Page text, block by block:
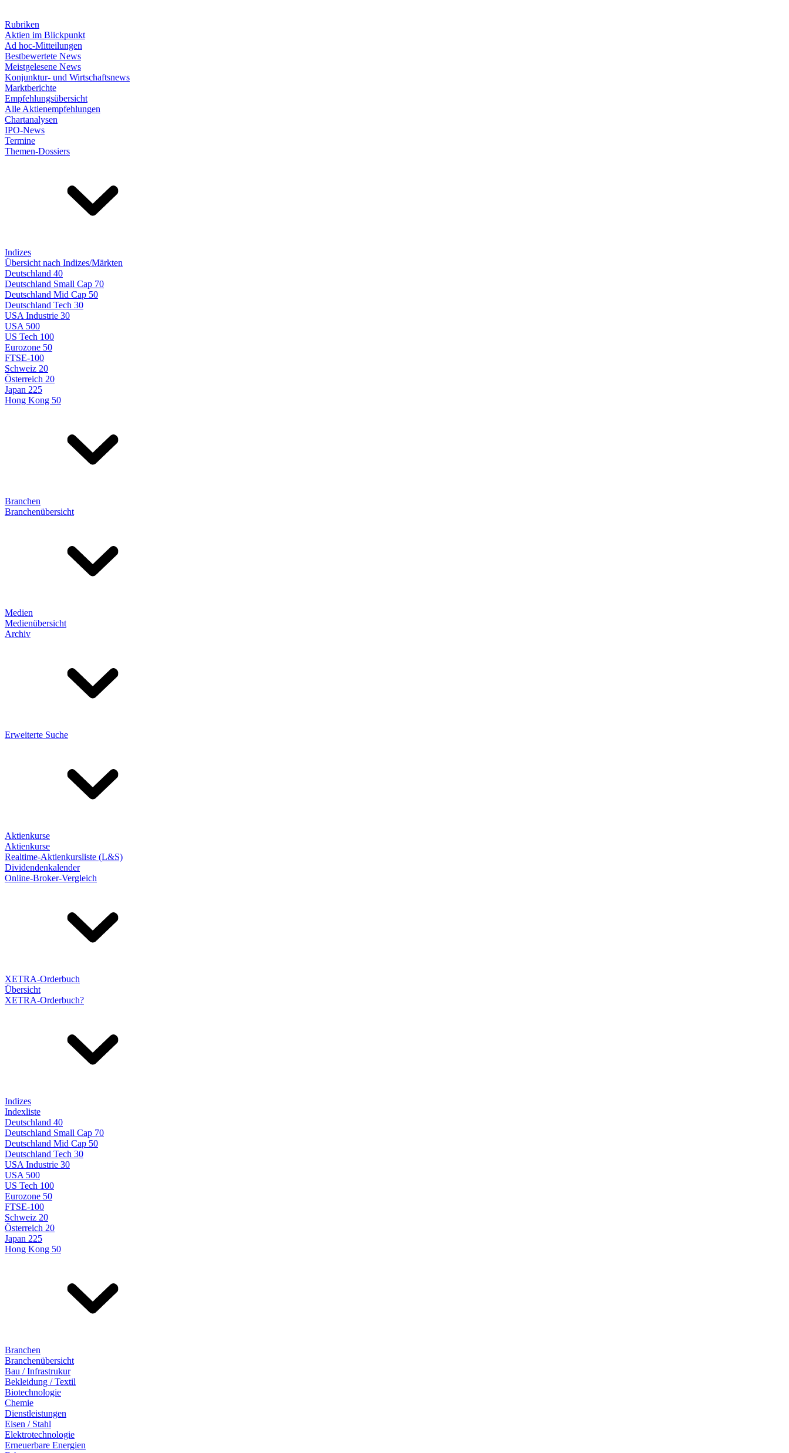
Rubriken
Aktien im Blickpunkt
Ad hoc-Mitteilungen
Bestbewertete News
Meistgelesene News
Konjunktur- und Wirtschaftsnews
Marktberichte
Empfehlungsübersicht
Alle Aktienempfehlungen
Chartanalysen
IPO-News
Termine
Themen-Dossiers
Indizes
Übersicht nach Indizes/Märkten
Deutschland 40
Deutschland Small Cap 70
Deutschland Mid Cap 50
Deutschland Tech 30
USA Industrie 30
USA 500
US Tech 100
Eurozone 50
FTSE-100
Schweiz 20
Österreich 20
Japan 225
Hong Kong 50
Branchen
Branchenübersicht
Medien
Medienübersicht
Archiv
Erweiterte Suche
Aktienkurse
Aktienkurse
Realtime-Aktienkursliste (L&S)
Dividendenkalender
Online-Broker-Vergleich
XETRA-Orderbuch
Übersicht
XETRA-Orderbuch?
Indizes
Indexliste
Deutschland 40
Deutschland Small Cap 70
Deutschland Mid Cap 50
Deutschland Tech 30
USA Industrie 30
USA 500
US Tech 100
Eurozone 50
FTSE-100
Schweiz 20
Österreich 20
Japan 225
Hong Kong 50
Branchen
Branchenübersicht
Bau / Infrastrukur
Bekleidung / Textil
Biotechnologie
Chemie
Dienstleistungen
Eisen / Stahl
Elektrotechnologie
Erneuerbare Energien